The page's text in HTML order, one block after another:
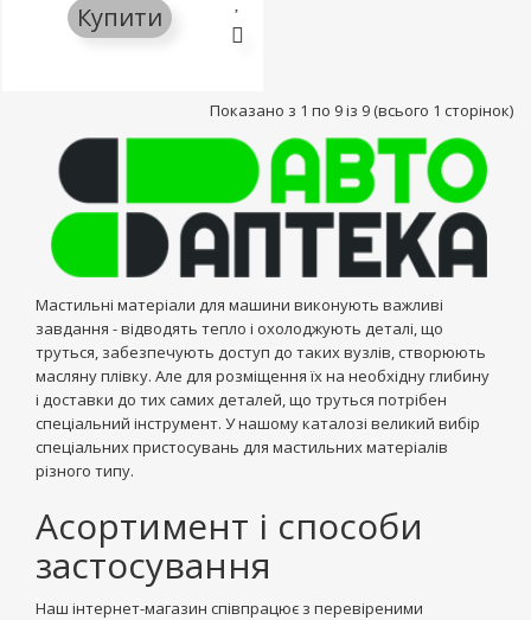
Купити
Показано з 1 по 9 із 9 (всього 1 сторінок)
Мастильні матеріали для машини виконують важливі
завдання - відводять тепло і охолоджують деталі, що
труться, забезпечують доступ до таких вузлів, створюють
масляну плівку. Але для розміщення їх на необхідну глибину
і доставки до тих самих деталей, що труться потрібен
спеціальний інструмент. У нашому каталозі великий вибір
спеціальних пристосувань для мастильних матеріалів
різного типу.
Асортимент і способи
застосування
Наш інтернет-магазин співпрацює з перевіреними